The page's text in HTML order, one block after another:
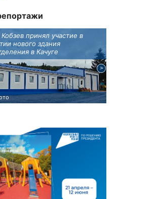
принял участие в
нового здания
в Качуге